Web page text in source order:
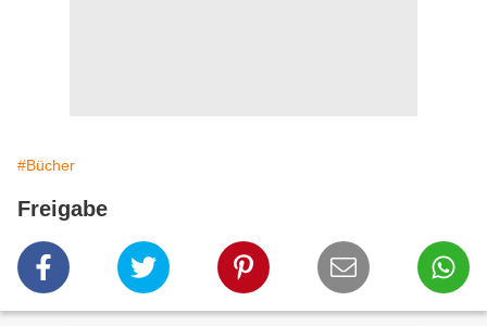
#Bücher
Freigabe